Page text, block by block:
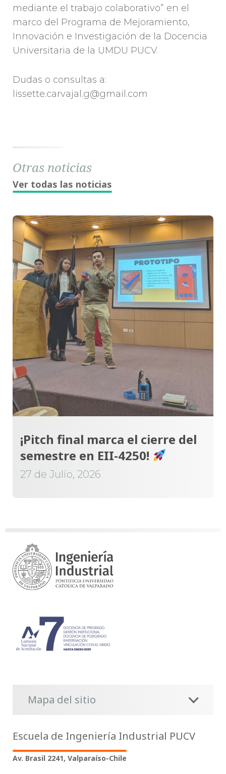
mediante el trabajo colaborativo” en el
marco del Programa de Mejoramiento,
Innovación e Investigación de la Docencia
Universitaria de la UMDU PUCV.
Dudas o consultas a:
lissette.carvajal.g@gmail.com
Otras noticias
Ver todas las noticias
¡Pitch final marca el cierre del
semestre en EII-4250!
27 de Julio, 2026
Mapa del sitio
Escuela de Ingeniería Industrial PUCV
Av. Brasil 2241, Valparaíso-Chile